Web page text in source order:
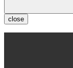
close